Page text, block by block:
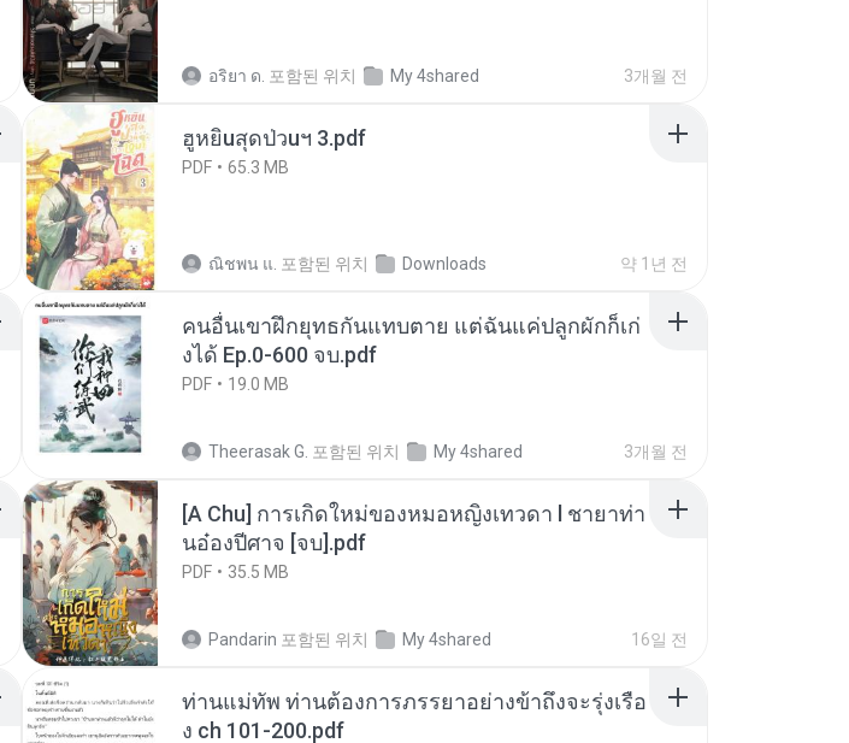
อริยา ด. 포함된 위치 My 4shared 3개월 전
ฮูหยิuสุดป่วuฯ 3.pdf
PDF 65.3 MB
ณิชพน แ. 포함된 위치 Downloads 약 1년 전
คนอื่นเขาฝึกยุทธกันแทบตาย แต่ฉันแค่ปลูกผักก็เก่
งได้ Ep.0-600 จบ.pdf
PDF 19.0 MB
Theerasak G. 포함된 위치 My 4shared 3개월 전
[A Chu] การเกิดใหม่ของหมอหญิงเทวดา l ชายาท่า
นอ๋องปีศาจ [จบ].pdf
PDF 35.5 MB
Pandarin 포함된 위치 My 4shared 16일 전
ท่านแม่ทัพ ท่านต้องการภรรยาอย่างข้าถึงจะรุ่งเรือ
ง ch 101-200.pdf